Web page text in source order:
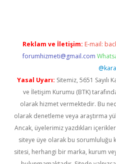
Reklam ve İletişim: E-mail:
forumhizmeti@gmail.com
Yasal Uyarı: Sitemiz, 5651 Sayılı
ve İletişim Kurumu (BTK)
olarak hizmet vermektedir. Bu
olarak denetleme veya araştırma
Ancak, üyelerimiz yazdıkları
siteye üye olarak bu sorumluluğu
sitesi, herhangi bir marka, kurum